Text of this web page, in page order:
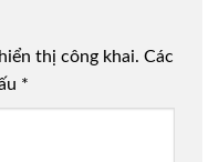
thị công khai. Các
*